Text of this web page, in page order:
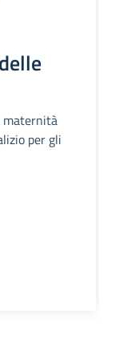
maternità
per gli